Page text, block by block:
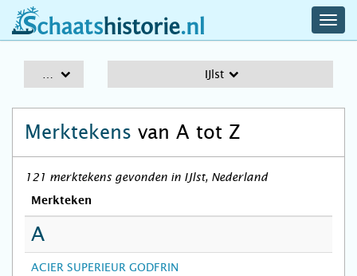
schaatshistorie.nl
IJlst
Merktekens van A tot Z
121 merktekens gevonden in IJlst, Nederland
Merkteken
A
ACIER SUPERIEUR GODFRIN